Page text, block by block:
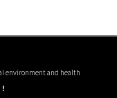
environment and health